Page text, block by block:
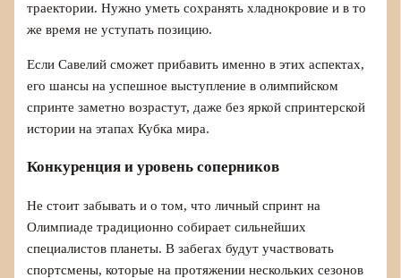
траектории. Нужно уметь сохранять хладнокровие и в то
же время не уступать позицию.
Если Савелий сможет прибавить именно в этих аспектах,
его шансы на успешное выступление в олимпийском
спринте заметно возрастут, даже без яркой спринтерской
истории на этапах Кубка мира.
Конкуренция и уровень соперников
Не стоит забывать и о том, что личный спринт на
Олимпиаде традиционно собирает сильнейших
специалистов планеты. В забегах будут участвовать
спортсмены, которые на протяжении нескольких сезонов